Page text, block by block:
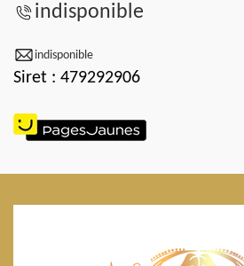
indisponible
indisponible
Siret : 479292906